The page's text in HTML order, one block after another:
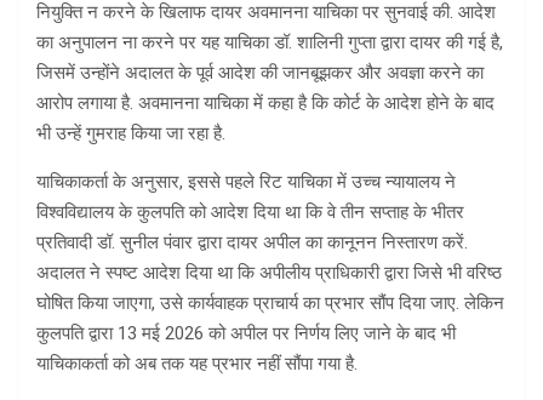
नियुक्ति न करने के खिलाफ दायर अवमानना याचिका पर सुनवाई की. आदेश
का अनुपालन ना करने पर यह याचिका डॉ. शालिनी गुप्ता द्वारा दायर की गई है,
जिसमें उन्होंने अदालत के पूर्व आदेश की जानबूझकर और अवज्ञा करने का
आरोप लगाया है. अवमानना याचिका में कहा है कि कोर्ट के आदेश होने के बाद
भी उन्हें गुमराह किया जा रहा है.
​याचिकाकर्ता के अनुसार, इससे पहले रिट याचिका में उच्च न्यायालय ने
विश्वविद्यालय के कुलपति को आदेश दिया था कि वे तीन सप्ताह के भीतर
प्रतिवादी डॉ. सुनील पंवार द्वारा दायर अपील का कानूनन निस्तारण करें.
अदालत ने स्पष्ट आदेश दिया था कि अपीलीय प्राधिकारी द्वारा जिसे भी वरिष्ठ
घोषित किया जाएगा, उसे कार्यवाहक प्राचार्य का प्रभार सौंप दिया जाए. लेकिन
कुलपति द्वारा 13 मई 2026 को अपील पर निर्णय लिए जाने के बाद भी
याचिकाकर्ता को अब तक यह प्रभार नहीं सौंपा गया है.